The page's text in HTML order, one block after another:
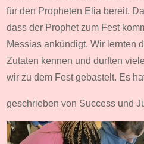
für den Propheten Elia bereit.
dass der Prophet zum Fest
Messias ankündigt. Wir lernten
Zutaten kennen und durften
wir zu dem Fest gebastelt. Es
geschrieben von Success und